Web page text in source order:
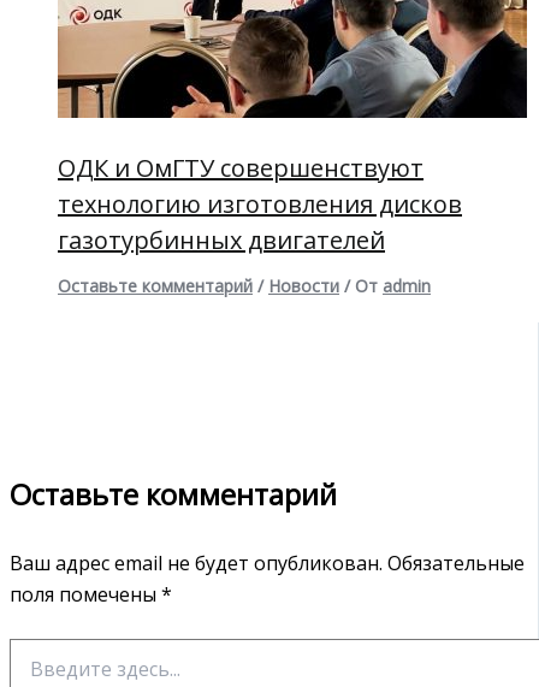
ОДК и ОмГТУ совершенствуют
технологию изготовления дисков
газотурбинных двигателей
Оставьте комментарий / Новости / От admin
Оставьте комментарий
Ваш адрес email не будет опубликован. Обязательные
поля помечены *
здесь...